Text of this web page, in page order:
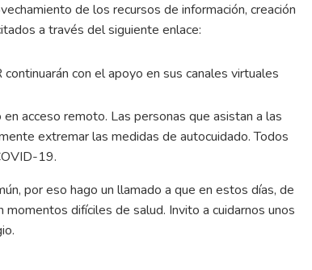
de los recursos de información, creación
a través del siguiente enlace:
con el apoyo en sus canales virtuales
acceso remoto. Las personas que asistan a las
extremar las medidas de autocuidado. Todos
19.
por eso hago un llamado a que en estos días, de
difíciles de salud. Invito a cuidarnos unos